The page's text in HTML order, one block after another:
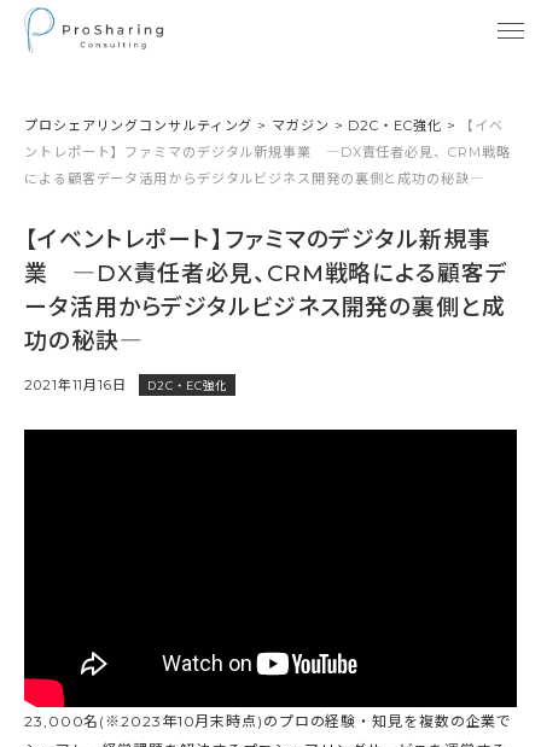
プロシェアリングコンサルティング > マガジン > D2C・EC強化 >
【イベ
ントレポート】ファミマのデジタル新規事業 ―DX責任者必見、CRM戦略
による顧客データ活用からデジタルビジネス開発の裏側と成功の秘訣―
【イベントレポート】ファミマのデジタル新規事
業 ―DX責任者必見、CRM戦略による顧客デ
ータ活用からデジタルビジネス開発の裏側と成
功の秘訣―
2021年11月16日 D2C・EC強化
23,000名(※2023年10月末時点)のプロの経験・知見を複数の企業で